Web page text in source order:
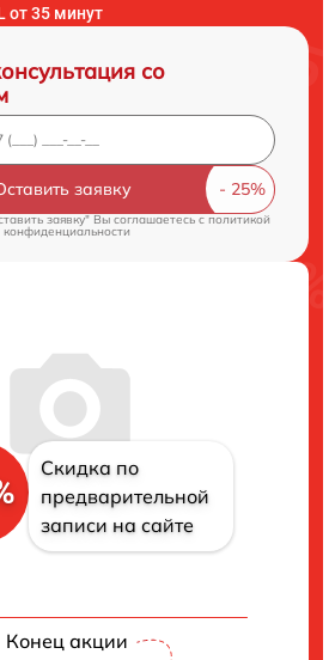
от 35 минут
со
заявку
заявку" Вы соглашаетесь cполитикой
конфиденциальности
Скидка по
предварительной
записи на сайте
Конец акции